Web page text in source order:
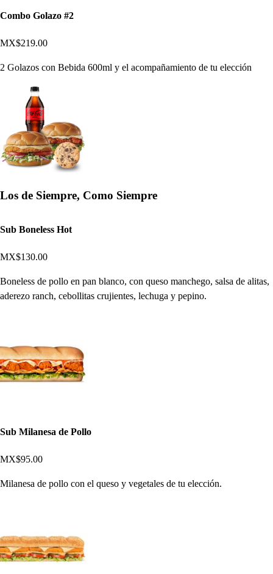
Combo Golazo #2
MX$219.00
2 Golazos con Bebida 600ml y el acompañamiento de tu elección
Los de Siempre, Como Siempre
Sub Boneless Hot
MX$130.00
Boneless de pollo en pan blanco, con queso manchego, salsa de alitas,
aderezo ranch, cebollitas crujientes, lechuga y pepino.
Sub Milanesa de Pollo
MX$95.00
Milanesa de pollo con el queso y vegetales de tu elección.